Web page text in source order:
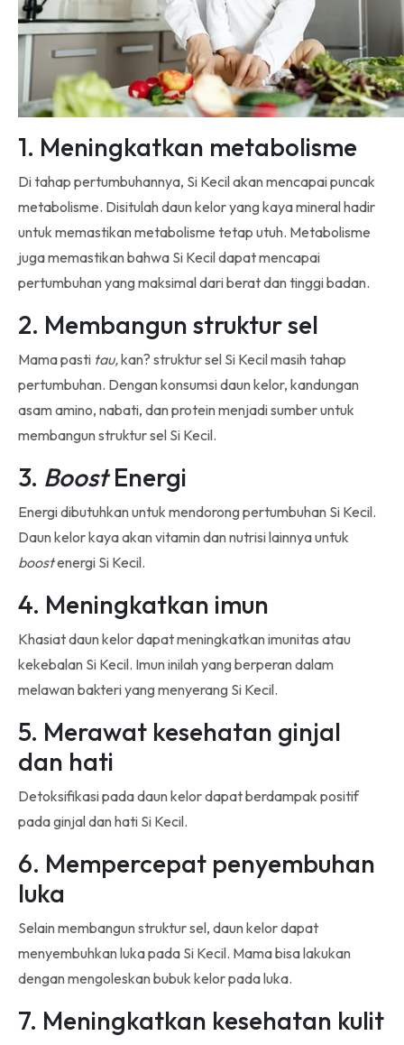
1. Meningkatkan metabolisme
Di tahap pertumbuhannya, Si Kecil akan mencapai puncak
metabolisme. Disitulah daun kelor yang kaya mineral hadir
untuk memastikan metabolisme tetap utuh. Metabolisme
juga memastikan bahwa Si Kecil dapat mencapai
pertumbuhan yang maksimal dari berat dan tinggi badan.
2. Membangun struktur sel
Mama pasti tau,kan? struktur sel Si Kecil masih tahap
pertumbuhan. Dengan konsumsi daun kelor, kandungan
asam amino, nabati, dan protein menjadi sumber untuk
membangun struktur sel Si Kecil.
3. BoostEnergi
Energi dibutuhkan untuk mendorong pertumbuhan Si Kecil.
Daun kelor kaya akan vitamin dan nutrisi lainnya untuk
boostenergi Si Kecil.
4. Meningkatkan imun
Khasiat daun kelor dapat meningkatkan imunitas atau
kekebalan Si Kecil. Imun inilah yang berperan dalam
melawan bakteri yang menyerang Si Kecil.
5. Merawat kesehatan ginjal
dan hati
Detoksifikasi pada daun kelor dapat berdampak positif
pada ginjal dan hati Si Kecil.
6. Mempercepat penyembuhan
luka
Selain membangun struktur sel, daun kelor dapat
menyembuhkan luka pada Si Kecil. Mama bisa lakukan
dengan mengoleskan bubuk kelor pada luka.
7. Meningkatkan kesehatan kulit